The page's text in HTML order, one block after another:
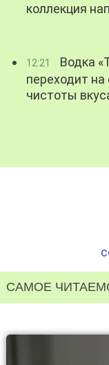
коллекция
12:21
Водка
переходит
чистоты
САМОЕ